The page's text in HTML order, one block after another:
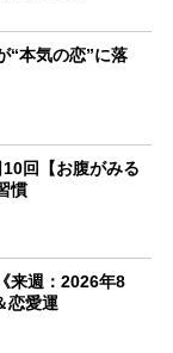
“本気の恋”に落
回【お腹がみる
慣
来週：2026年8
恋愛運